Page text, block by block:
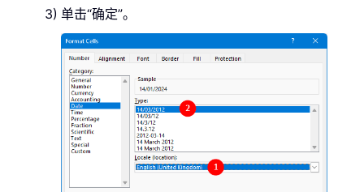
单击“确定”。